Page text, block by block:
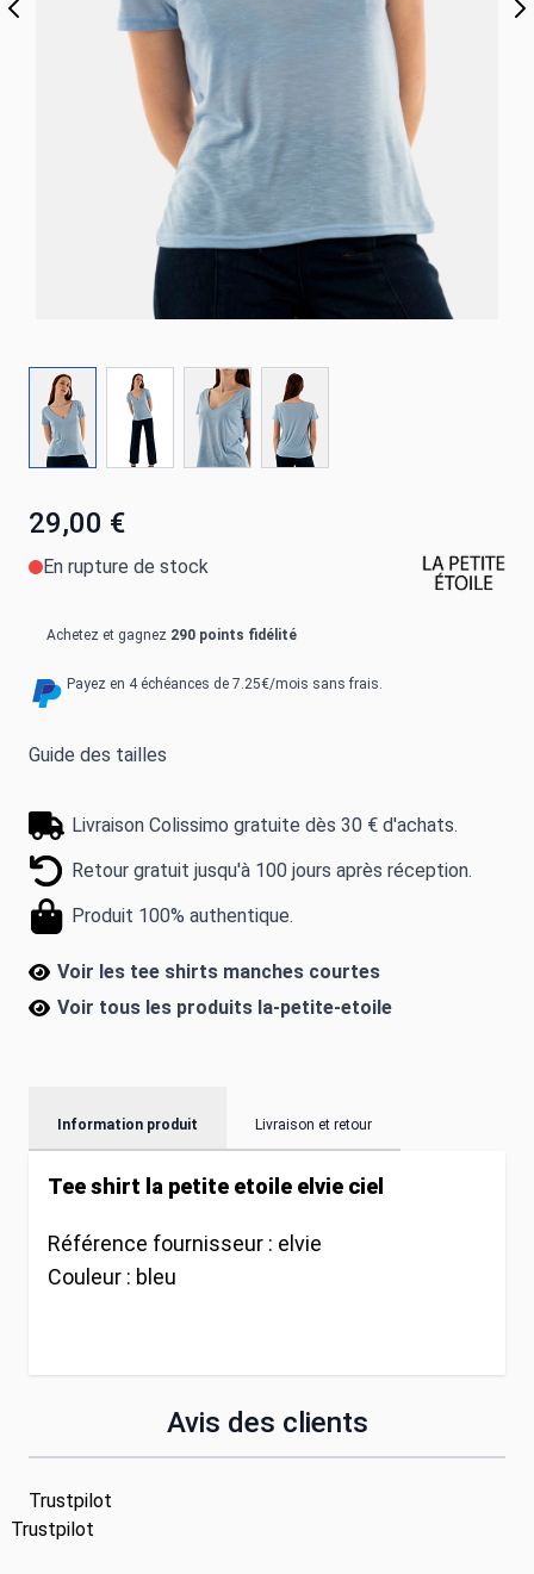
29,00 €
En rupture de stock
Achetez et gagnez 290 points fidélité
Payez en 4 échéances de 7.25€/mois sans frais.
Guide des tailles
Livraison Colissimo gratuite dès 30 € d'achats.
Retour gratuit jusqu'à 100 jours après réception.
Produit 100% authentique.
Voir les tee shirts manches courtes
Voir tous les produits la-petite-etoile
Information produit Livraison et retour
Tee shirt la petite etoile elvie ciel
Référence fournisseur : elvie
Couleur : bleu
Avis des clients
Trustpilot
Trustpilot